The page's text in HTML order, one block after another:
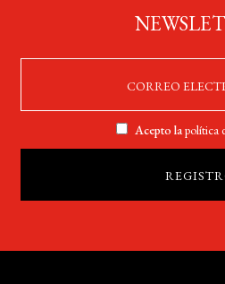
Acepto lapolítica